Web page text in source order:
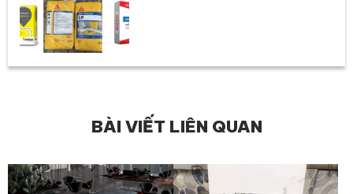
BÀI VIẾT LIÊN QUAN